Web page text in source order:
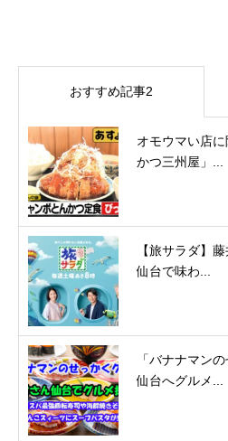
おすすめ記事2
オモウマい店
かつ三州屋」...
【旅サラダ】
仙台で味わ...
「バナナマン
仙台へグルメ...